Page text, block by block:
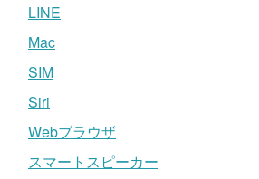
LINE
Mac
SIM
Siri
Webブラウザ
スマートスピーカー